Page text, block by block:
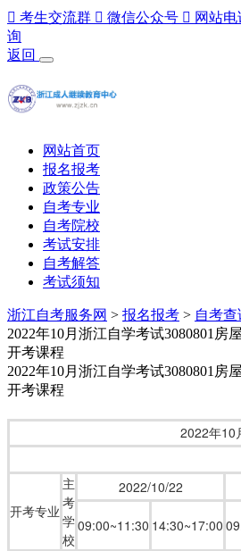
 考生交流群  微信公众号  网站电
询
返回
网站首页
报名报考
政策公告
自考专业
自考院校
考试安排
自考解答
考试须知
浙江自考服务网 > 报名报考 > 自考
2022年10月浙江自学考试3080801房
开考课程
2022年10月浙江自学考试3080801房
开考课程
2022年10
开考专业
主
考
学
校
2022/10/22
09:00~11:30 14:30~17:00